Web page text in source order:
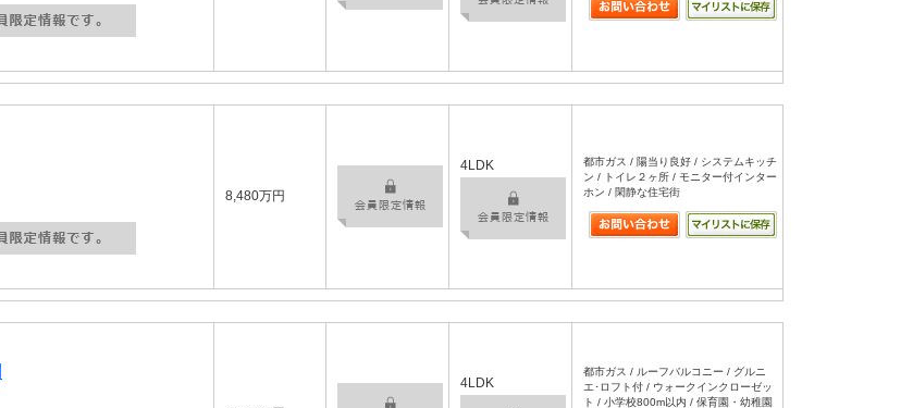
8,480万円
4LDK
都市ガス / 陽当り良好 / システムキッチ
ン / トイレ２ヶ所 / モニター付インター
ホン / 閑静な住宅街
4LDK
都市ガス / ルーフバルコニー / グルニ
エ･ロフト付 / ウォークインクローゼッ
ト / 小学校800m以内 / 保育園・幼稚園